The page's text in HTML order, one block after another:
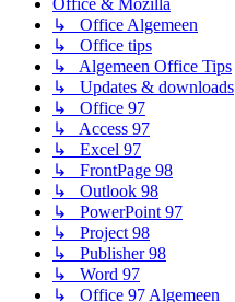
Office & Mozilla
↳ Office Algemeen
↳ Office tips
↳ Algemeen Office Tips
↳ Updates & downloads
↳ Office 97
↳ Access 97
↳ Excel 97
↳ FrontPage 98
↳ Outlook 98
↳ PowerPoint 97
↳ Project 98
↳ Publisher 98
↳ Word 97
↳ Office 97 Algemeen